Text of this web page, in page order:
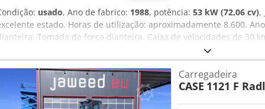
usado, Ano de fabrico: 1988, potência: 53 kW (72,06 cv),
estado. Horas de utilização: aproximadamente 8.600.
Tomada de força dianteira. Caixa de velocidades de 30
Localização: [informação ausente]. Dodpfx Aezdmutsfpeck
Carregadeira
CASE 1121 F